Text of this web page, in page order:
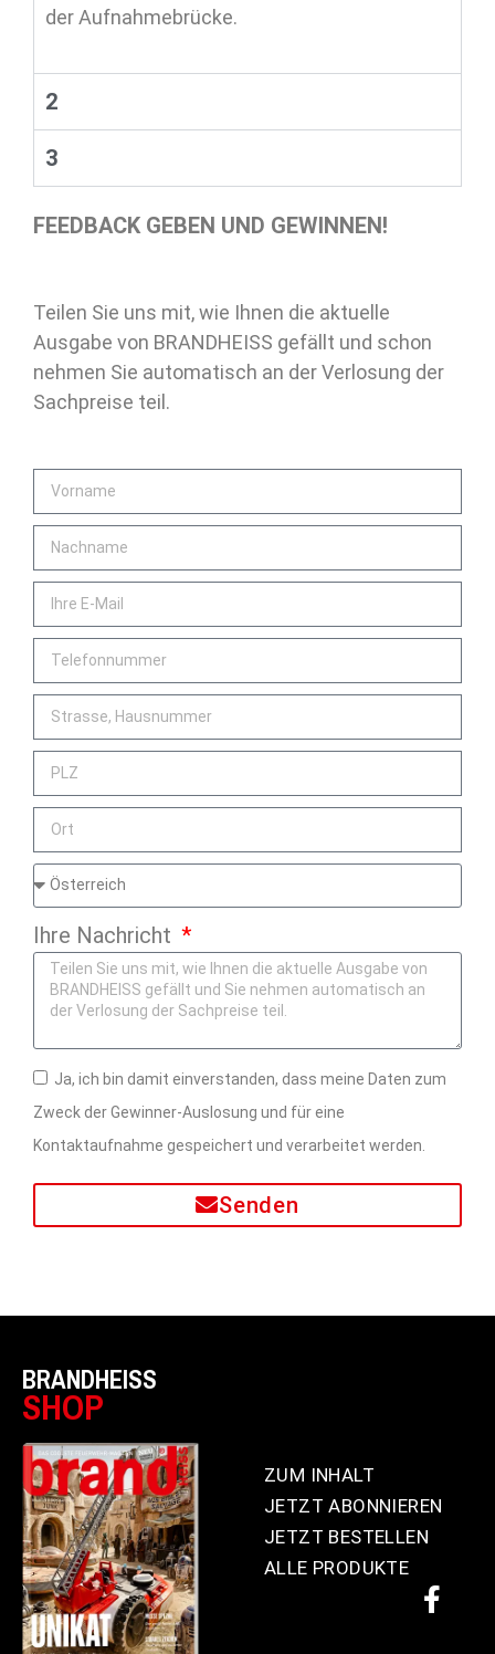
der Aufnahmebrücke.
2
3
FEEDBACK GEBEN UND GEWINNEN!
Teilen Sie uns mit, wie Ihnen die aktuelle
Ausgabe von BRANDHEISS gefällt und schon
nehmen Sie automatisch an der Verlosung der
Sachpreise teil.
Ihre Nachricht
Ja, ich bin damit einverstanden, dass meine Daten zum
Zweck der Gewinner-Auslosung und für eine
Kontaktaufnahme gespeichert und verarbeitet werden.
Senden
BRANDHEISS
SHOP
ZUM INHALT
JETZT ABONNIEREN
JETZT BESTELLEN
ALLE PRODUKTE